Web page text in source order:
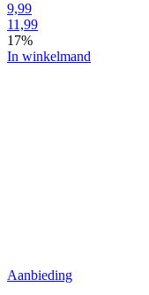
9,99
11,99
17%
In winkelmand
Aanbieding